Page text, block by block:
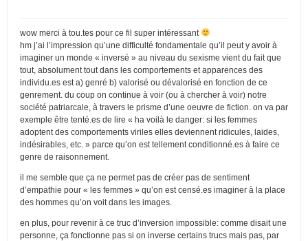
wow merci à tou.tes pour ce fil super intéressant
hm j’ai l’impression qu’une difficulté fondamentale qu’il peut y avoir à
imaginer un monde « inversé » au niveau du sexisme vient du fait que
tout, absolument tout dans les comportements et apparences des
individu.es est a) genré b) valorisé ou dévalorisé en fonction de ce
genrement. du coup on continue à voir (ou à chercher à voir) notre
société patriarcale, à travers le prisme d’une oeuvre de fiction. on va par
exemple être tenté.es de lire « ha voilà le danger: si les femmes
adoptent des comportements viriles elles deviennent ridicules, laides,
indésirables, etc. » parce qu’on est tellement conditionné.es à faire ce
genre de raisonnement.
il me semble que ça ne permet pas de créer pas de sentiment
d’empathie pour « les femmes » qu’on est censé.es imaginer à la place
des hommes qu’on voit dans les images.
en plus, pour revenir à ce truc d’inversion impossible: comme disait une
personne, ça fonctionne pas si on inverse certains trucs mais pas, par